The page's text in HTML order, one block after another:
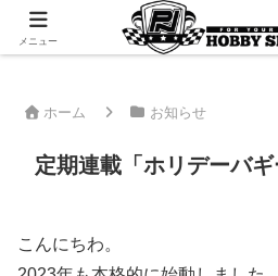
千葉県君津市でラジコンやプラモデルを販
ホーム お知らせ
定期連載「ホリデーバ
こんにちわ。
メニュー